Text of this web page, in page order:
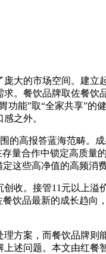
的市场空间。建立
。餐饮品牌取佐餐饮
能”取“全家共享”的
之外。
高报答蓝海范畴。
量合作中锁定高质量
这些高净值的高频消费
。接管11元以上溢
饮品最新的成长趋向
方案，而餐饮品牌则
述问题。本文由红餐